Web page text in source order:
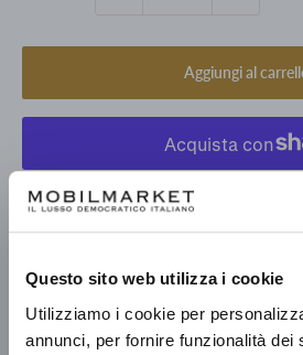
Questo sito web utilizza i cookie
Utilizziamo i cookie per
annunci, per fornire funzionalità dei
Aggiungi al
Altre opzioni di
V.no
Informazioni sul negozio